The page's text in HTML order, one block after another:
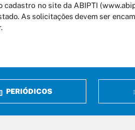
no site da ABIPTI
As solicitações devem ser
PERIÓDICOS